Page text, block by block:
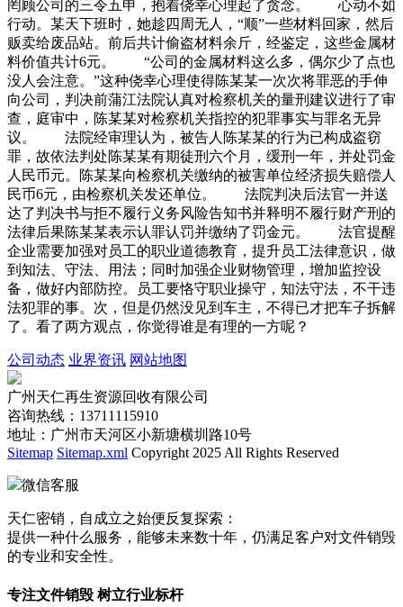
罔顾公司的三令五申，抱着侥幸心理起了贪念。 心动不如
行动。某天下班时，她趁四周无人，“顺”一些材料回家，然后
贩卖给废品站。前后共计偷盗材料余斤，经鉴定，这些金属材
料价值共计6元。 “公司的金属材料这么多，偶尔少了点也
没人会注意。”这种侥幸心理使得陈某某一次次将罪恶的手伸
向公司，判决前蒲江法院认真对检察机关的量刑建议进行了审
查，庭审中，陈某某对检察机关指控的犯罪事实与罪名无异
议。 法院经审理认为，被告人陈某某的行为已构成盗窃
罪，故依法判处陈某某有期徒刑六个月，缓刑一年，并处罚金
人民币元。陈某某向检察机关缴纳的被害单位经济损失赔偿人
民币6元，由检察机关发还单位。 法院判决后法官一并送
达了判决书与拒不履行义务风险告知书并释明不履行财产刑的
法律后果陈某某表示认罪认罚并缴纳了罚金元。 法官提醒
企业需要加强对员工的职业道德教育，提升员工法律意识，做
到知法、守法、用法；同时加强企业财物管理，增加监控设
备，做好内部防控。员工要恪守职业操守，知法守法，不干违
法犯罪的事。次，但是仍然没见到车主，不得已才把车子拆解
了。看了两方观点，你觉得谁是有理的一方呢？
公司动态 业界资讯 网站地图
广州天仁再生资源回收有限公司
咨询热线：13711115910
地址：广州市天河区小新塘横圳路10号
Sitemap Sitemap.xml Copyright 2025 All Rights Reserved
微信客服
天仁密销，自成立之始便反复探索：
提供一种什么服务，能够未来数十年，仍满足客户对文件销毁
的专业和安全性。
专注文件销毁 树立行业标杆